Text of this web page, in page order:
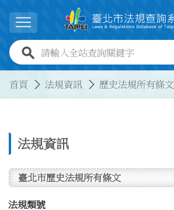
展開選單
全站查詢關鍵字欄位
首頁 法規資訊 歷史法規所有條文
法規資訊
臺北市歷史法規所有條文
法規類號